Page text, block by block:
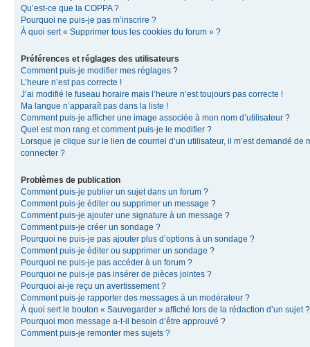
Qu’est-ce que la COPPA ?
Pourquoi ne puis-je pas m’inscrire ?
À quoi sert « Supprimer tous les cookies du forum » ?
Préférences et réglages des utilisateurs
Comment puis-je modifier mes réglages ?
L’heure n’est pas correcte !
J’ai modifié le fuseau horaire mais l’heure n’est toujours pas correcte !
Ma langue n’apparaît pas dans la liste !
Comment puis-je afficher une image associée à mon nom d’utilisateur ?
Quel est mon rang et comment puis-je le modifier ?
Lorsque je clique sur le lien de courriel d’un utilisateur, il m’est demandé de
connecter ?
Problèmes de publication
Comment puis-je publier un sujet dans un forum ?
Comment puis-je éditer ou supprimer un message ?
Comment puis-je ajouter une signature à un message ?
Comment puis-je créer un sondage ?
Pourquoi ne puis-je pas ajouter plus d’options à un sondage ?
Comment puis-je éditer ou supprimer un sondage ?
Pourquoi ne puis-je pas accéder à un forum ?
Pourquoi ne puis-je pas insérer de pièces jointes ?
Pourquoi ai-je reçu un avertissement ?
Comment puis-je rapporter des messages à un modérateur ?
À quoi sert le bouton « Sauvegarder » affiché lors de la rédaction d’un sujet ?
Pourquoi mon message a-t-il besoin d’être approuvé ?
Comment puis-je remonter mes sujets ?